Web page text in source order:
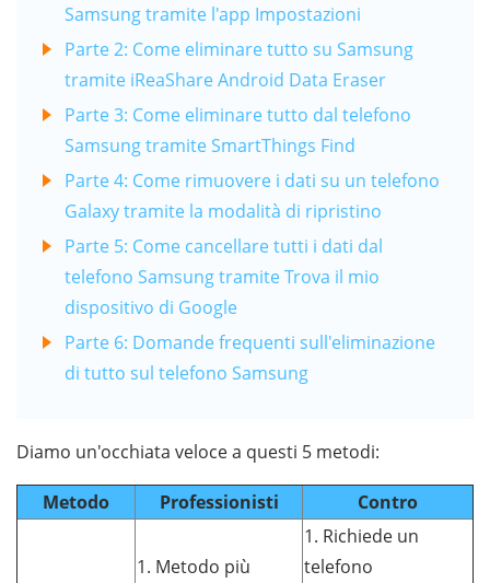
Samsung tramite l'app Impostazioni
Parte 2: Come eliminare tutto su Samsung
tramite iReaShare Android Data Eraser
Parte 3: Come eliminare tutto dal telefono
Samsung tramite SmartThings Find
Parte 4: Come rimuovere i dati su un telefono
Galaxy tramite la modalità di ripristino
Parte 5: Come cancellare tutti i dati dal
telefono Samsung tramite Trova il mio
dispositivo di Google
Parte 6: Domande frequenti sull'eliminazione
di tutto sul telefono Samsung
Diamo un'occhiata veloce a questi 5 metodi:
Metodo Professionisti Contro
1. Metodo più
1. Richiede un
telefono